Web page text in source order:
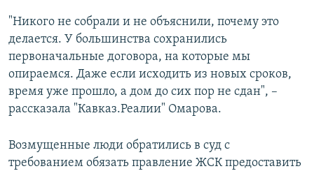
"Никого не собрали и не объяснили, почему это
делается. У большинства сохранились
первоначальные договора, на которые мы
опираемся. Даже если исходить из новых сроков,
время уже прошло, а дом до сих пор не сдан", –
рассказала "Кавказ.Реалии" Омарова.
Возмущенные люди обратились в суд с
требованием обязать правление ЖСК предоставить